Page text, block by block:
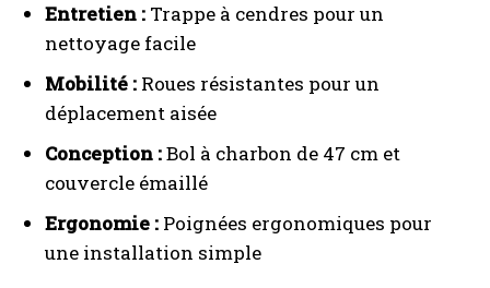
I've read and accept the Privacy Policy.
A LIRE : Astuce pratique : Comment HotDeals
révolutionne mes achats en réduisant les essais de
codes promo
Entretien : Trappe à cendres pour un
nettoyage facile
Mobilité : Roues résistantes pour un
déplacement aisée
Conception :Bol à charbon de 47 cm et
couvercle émaillé
Ergonomie : Poignées ergonomiques pour
une installation simple